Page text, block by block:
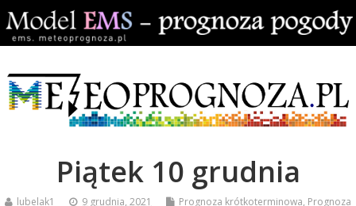
Piątek 10 grudnia
lubelak1 9 grudnia, 2021 Prognoza krótkoterminowa, Prognoza